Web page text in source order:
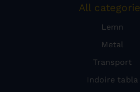
All
Lemn
Metal
Transport
Indoire tabla